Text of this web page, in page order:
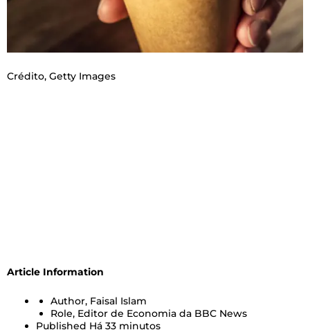
Crédito, Getty Images
Article Information
Author, Faisal Islam
Role, Editor de Economia da BBC News
Published Há 33 minutos